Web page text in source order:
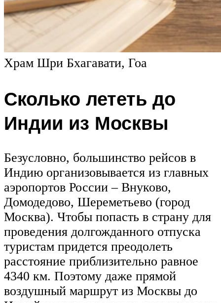
Храм Шри Бхагавати, Гоа
Сколько лететь до
Индии из Москвы
Безусловно, большинство рейсов в
Индию организовывается из главных
аэропортов России – Внуково,
Домодедово, Шереметьево (город
Москва). Чтобы попасть в страну для
проведения долгожданного отпуска
туристам придется преодолеть
расстояние приблизительно равное
4340 км. Поэтому даже прямой
воздушный маршрут из Москвы до